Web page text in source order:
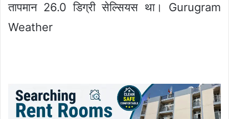
तापमान 26.0 डिग्री सेल्सियस था। Gurugram
Weather